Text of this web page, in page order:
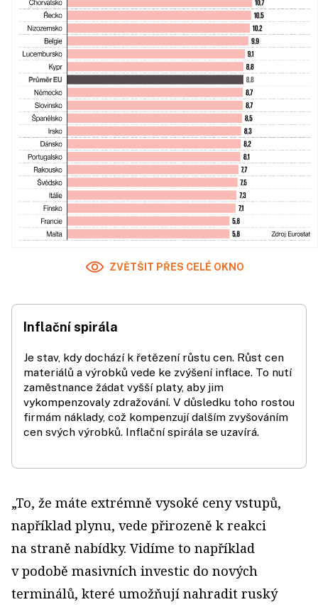
ZVĚTŠIT PŘES CELÉ OKNO
Inflační spirála
Je stav, kdy dochází k řetězení růstu cen. Růst cen
materiálů a výrobků vede ke zvýšení inflace. To nutí
zaměstnance žádat vyšší platy, aby jim
vykompenzovaly zdražování. V důsledku toho rostou
firmám náklady, což kompenzují dalším zvyšováním
cen svých výrobků. Inflační spirála se uzavírá.
„To, že máte extrémně vysoké ceny vstupů,
například plynu, vede přirozeně k reakci
na straně nabídky. Vidíme to například
v podobě masivních investic do nových
terminálů, které umožňují nahradit ruský